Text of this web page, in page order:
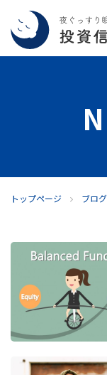
よくあるご質問
お問い合わせ
トップページ ブログ